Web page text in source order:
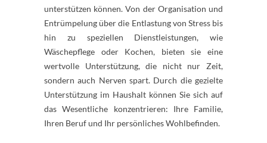
unterstützen können. Von der Organisation und
Entrümpelung über die Entlastung von Stress bis
hin zu speziellen Dienstleistungen, wie
Wäschepflege oder Kochen, bieten sie eine
wertvolle Unterstützung, die nicht nur Zeit,
sondern auch Nerven spart. Durch die gezielte
Unterstützung im Haushalt können Sie sich auf
das Wesentliche konzentrieren: Ihre Familie,
Ihren Beruf und Ihr persönliches Wohlbefinden.